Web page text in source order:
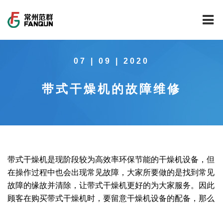
范群文化
公司大事记
回转圆筒干燥焙烧系列
气流干燥系列
制药行业
食品行业
工程实验室
工程技术中心
新闻中心
范群新闻
服务中心
07 | 09 | 2020
带式干燥机的故障维修
带式干燥机是现阶段较为高效率环保节能的干燥机设备，但
在操作过程中也会出现常见故障，大家所要做的是找到常见
故障的缘故并清除，让带式干燥机更好的为大家服务。因此
顾客在购买带式干燥机时，要留意干燥机设备的配备，那么